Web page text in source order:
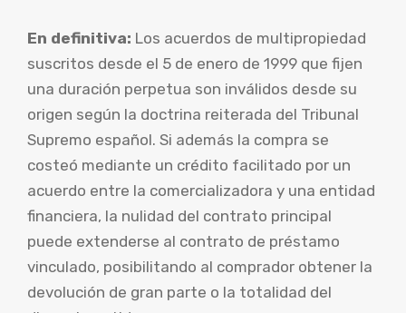
En definitiva: Los acuerdos de multipropiedad
suscritos desde el 5 de enero de 1999 que fijen
una duración perpetua son inválidos desde su
origen según la doctrina reiterada del Tribunal
Supremo español. Si además la compra se
costeó mediante un crédito facilitado por un
acuerdo entre la comercializadora y una entidad
financiera, la nulidad del contrato principal
puede extenderse al contrato de préstamo
vinculado, posibilitando al comprador obtener la
devolución de gran parte o la totalidad del